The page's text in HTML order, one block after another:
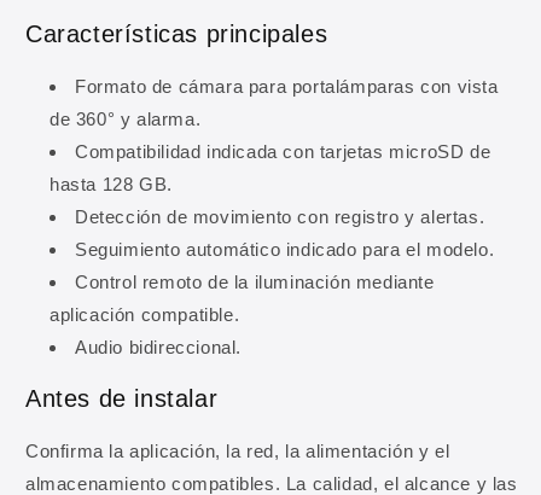
Características principales
Formato de cámara para portalámparas con vista
de 360° y alarma.
Compatibilidad indicada con tarjetas microSD de
hasta 128 GB.
Detección de movimiento con registro y alertas.
Seguimiento automático indicado para el modelo.
Control remoto de la iluminación mediante
aplicación compatible.
Audio bidireccional.
Antes de instalar
Confirma la aplicación, la red, la alimentación y el
almacenamiento compatibles. La calidad, el alcance y las
10% DE DESCUENTO
Regístrate y obtén 10% de
compra